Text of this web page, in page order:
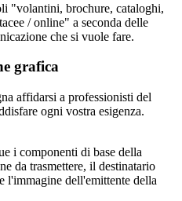
"volantini, brochure, cataloghi,
/ online" a seconda delle
che si vuole fare.
grafica
affidarsi a professionisti del
ogni vostra esigenza.
i componenti di base della
da trasmettere, il destinatario
l'immagine dell'emittente della